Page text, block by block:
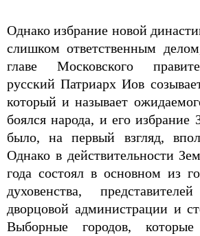
Однако избрание новой
слишком ответственным
главе Московского
русский Патриарх Иов
который и называет
боялся народа, и его избрание
было, на первый взгляд,
Однако в действительности
года состоял в основном из
духовенства,
дворцовой администрации и
Выборные городов,